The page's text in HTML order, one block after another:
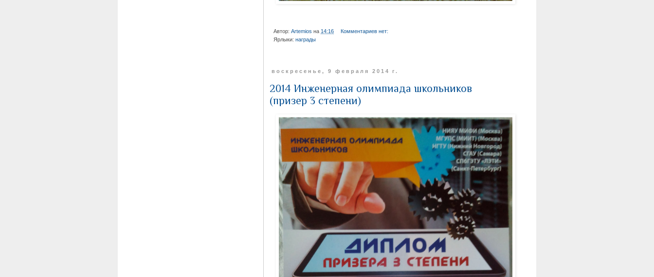
Автор: Artemios на 14:16
Комментариев нет:
Ярлыки: награды
воскресенье, 9 февраля 2014 г.
2014 Инженерная олимпиада школьников
(призер 3 степени)